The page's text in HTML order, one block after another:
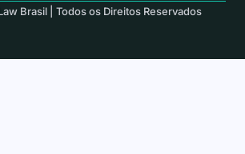
Brasil | Todos os Direitos Reservados